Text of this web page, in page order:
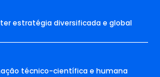
estratégia diversificada e global
técnico-científica e humana